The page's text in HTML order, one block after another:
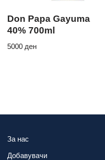
Don Papa Gayuma
40% 700ml
5000 ден
За нас
Добавувачи